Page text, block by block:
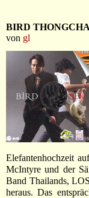
BIRD
von gl
Elefantenhochzeit
McIntyre und der
Band Thailands,
heraus. Das